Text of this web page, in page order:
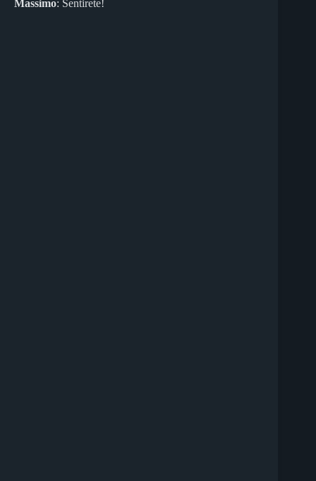
Massimo: Sentirete!